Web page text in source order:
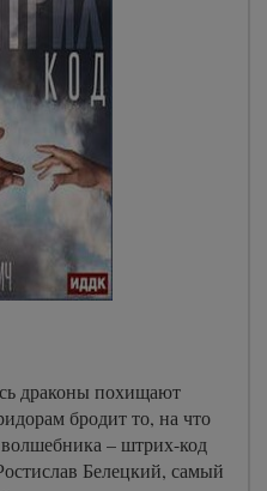
драконы похищают
бродит то, на что
– штрих-код
Белецкий, самый